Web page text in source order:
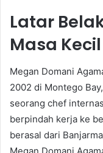
Latar
Masa
Megan Domani
2002 di Montego
seorang chef
berpindah kerja ke
berasal dari